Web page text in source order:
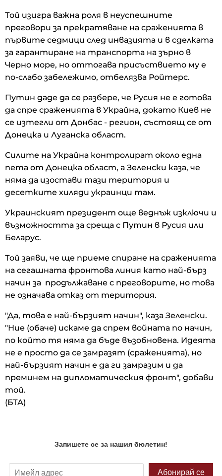
Той изигра важна роля в неуспешните
преговори за прекратяване на сраженията в
първите седмици след инвазията и в сделката
за гарантиране на транспорта на зърно в
Черно море, но оттогава присъствието му е
по-слабо забележимо, отбелязва Ройтерс.
Путин даде да се разбере, че Русия не е готова
да спре сраженията в Украйна, докато Киев не
се изтегли от Донбас - регион, състоящ се от
Донецка и Луганска област.
Силите на Украйна контролират около една
пета от Донецка област, а Зеленски каза, че
няма да изостави тази територия и
десетките хиляди украинци там.
Украинският президент още веднъж изключи и
възможността за среща с Путин в Русия или
Беларус.
Той заяви, че ще приеме спиране на сраженията
на сегашната фронтова линия като най-бърз
начин за продължаване с преговорите, но това
не означава отказ от територия.
"Да, това е най-бързият начин", каза Зеленски.
"Ние (обаче) искаме да спрем войната по начин,
по който тя няма да бъде възобновена. Идеята
не е просто да се замразят (сраженията), но
най-бързият начин е да ги замразим и да
преминем на дипломатическия фронт", добави
той.
(БТА)